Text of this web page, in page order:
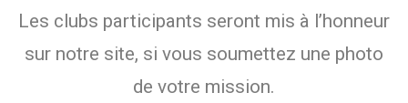
Les clubs participants seront mis à l’honneur
sur notre site, si vous soumettez une photo
de votre mission.